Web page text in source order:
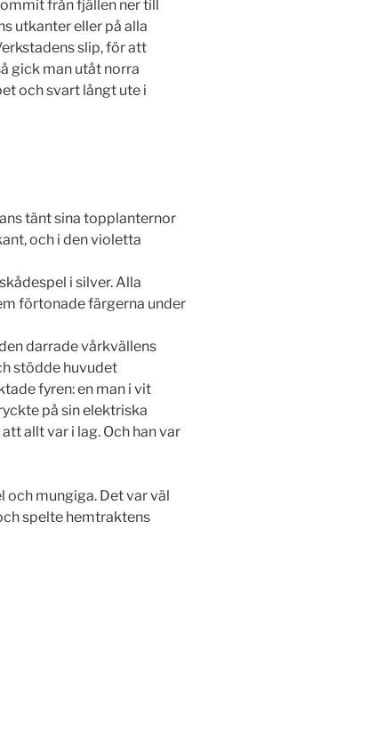
från fjällen ner till
utkanter eller på alla
slip, för att
gick man utåt norra
och svart långt ute i
tänt sina topplanternor
och i den violetta
i silver. Alla
förtonade färgerna under
darrade vårkvällens
stödde huvudet
fyren: en man i vit
på sin elektriska
allt var i lag. Och han var
och mungiga. Det var väl
spelte hemtraktens